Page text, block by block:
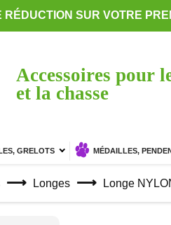
RÉDUCTION SUR VOTRE
Accessoires pour
et la chasse
GRELOTS MÉDAILLES,
Longes Longe